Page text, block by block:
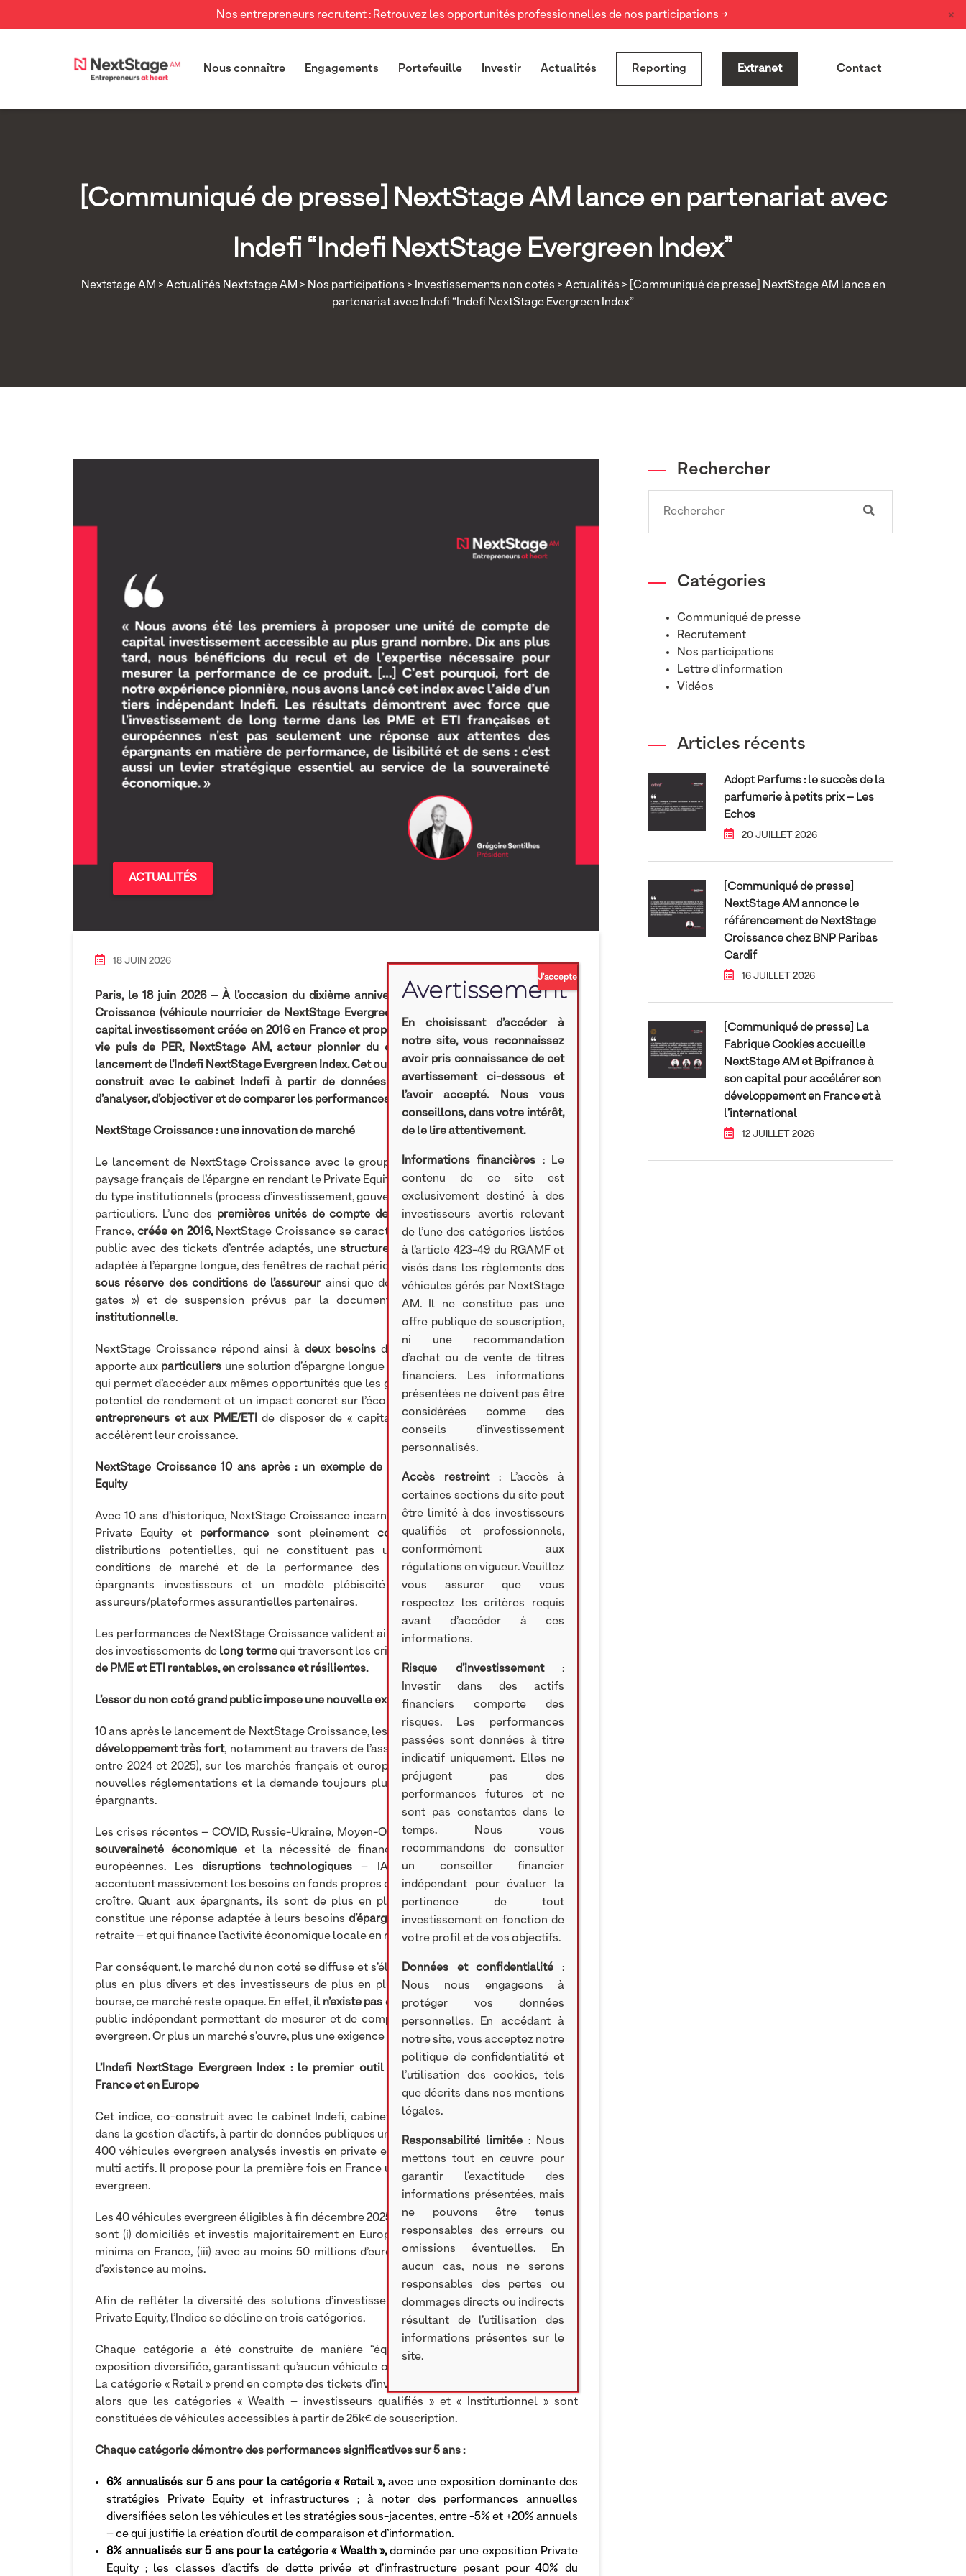
Nos entrepreneurs recrutent : Retrouvez les opportunités professionnelles de nos participations → ×
Nous connaître Engagements Portefeuille Investir Actualités Reporting Extranet Contact
[Communiqué de presse] NextStage AM lance en partenariat avec
Indefi “Indefi NextStage Evergreen Index”
Nextstage AM > Actualités Nextstage AM > Nos participations > Investissements non cotés > Actualités > [Communiqué de presse] NextStage AM lance en
partenariat avec Indefi “Indefi NextStage Evergreen Index”
ACTUALITÉS
18 JUIN 2026
Paris, le 18 juin 2026 – À l’occasion du dixième anniversaire de la création de NextStage
Croissance (véhicule nourricier de NextStage Evergreen), la première unité de compte de
capital investissement créée en 2016 en France et proposée dans les contrats d’assurance-
vie puis de PER, NextStage AM, acteur pionnier du capital-développement, annonce le
lancement de l’Indefi NextStage Evergreen Index. Cet outil constitue un référentiel inédit, co-
construit avec le cabinet Indefi à partir de données publiques uniquement, permettant
d’analyser, d’objectiver et de comparer les performances des véhicules evergreen.
NextStage Croissance : une innovation de marché
Le lancement de NextStage Croissance avec le groupe AXA marque une rupture dans le
paysage français de l’épargne en rendant le Private Equity de standard institutionnel (gestion
du type institutionnels (process d’investissement, gouvernance et reporting)) accessible aux
particuliers. L’une des premières unités de compte de capital investissement lancées
France, créée en 2016, NextStage Croissance se caractérise par son accessibilité au grand
public avec des tickets d’entrée adaptés, une structure evergreen(durée de vie de 99 ans)
adaptée à l’épargne longue, des fenêtres de rachat périodiques offrant uneliquidité partielle
sous réserve des conditions de l’assureur ainsi que des mécanismes de plafonnement («
gates ») et de suspension prévus par la documentation du véhicule et une
qualité
institutionnelle.
NextStage Croissance répond ainsi à deux besoins du marché français. D’une part, elle
apporte aux particuliers une solution d’épargne longue – en assurance-vie et dans le PER –
qui permet d’accéder aux mêmes opportunités que les grands fonds institutionnels, avec un
potentiel de rendement et un impact concret sur l’économie. D’autre part, elle permet aux
entrepreneurs et aux PME/ETIde disposer de « capitaux patients » qui les renforcent et
accélèrent leur croissance.
NextStage Croissance 10 ans après : un exemple de démocratisation réussie du Private
Equity
Avec 10 ans d’historique, NextStage Croissance incarne la preuve quedémocratisationdu
Private Equity et performance sont pleinement compatibles, avec des potentielles
distributions potentielles, qui ne constituent pas un engagement et dépendent des
conditions de marché et de la performance des investissements sous-jacents, aux
épargnants investisseurs et un modèle plébiscité par les distributeurs et les 10
assureurs/plateformes assurantielles partenaires.
Les performances de NextStage Croissance valident ainsi la stratégie et le modèle choisis :
des investissements de long termequi traversent les crises grâce à un
de PME et ETI rentables, en croissance et résilientes.
L’essor du non coté grand public impose une nouvelle exigence de transparence
10 ans après le lancement de NextStage Croissance, les véhicules evergreen connaissent un
développement très fort, notamment au travers de l’assurance vie (+25% de montants levés
entre 2024 et 2025), sur les marchés français et européens. Cet essor est soutenu par de
nouvelles réglementations et la demande toujours plus importante des entreprises et des
épargnants.
Les crises récentes – COVID, Russie-Ukraine, Moyen-Orient – ont démontré l’urgence de la
souveraineté économique et la nécessité de financer les PME et ETI françaises et
européennes. Lesdisruptions technologiques – IA, transition énergétique, santé –
accentuent massivement les besoins en fonds propres des entreprises pour innover, investir,
croître. Quant aux épargnants, ils sont de plus en plus attirés par le Private Equity qui
constitue une réponse adaptée à leurs besoins d’épargne longue– en complément de leur
retraite – et qui finance l’activité économique locale en rendant leur épargne utile.
Par conséquent, le marché du non coté se diffuse et s’élargit avec des produits distribués de
plus en plus divers et des investisseurs de plus en plus nombreux. Mais à l’inverse de la
bourse, ce marché reste opaque. En effet, il n’existe pas en France de standard, de référentiel
public indépendant permettant de mesurer et de comparer la performance des véhicules
evergreen. Or plus un marché s’ouvre, plus une exigence s’impose : celle de latransparence
L’Indefi NextStage Evergreen Index : le premier outil de transparence de l’Evergreen en
France et en Europe
Cet indice, co-construit avec le cabinet Indefi, cabinet de conseil indépendant spécialisé
dans la gestion d’actifs, à partir de données publiques uniquement, s’appuie sur un univers de
400 véhicules evergreen analysés investis en private equity, dette privée, infrastructure ou
multi actifs. Il propose pour la première fois en France une lecture structurée des véhicules
evergreen.
Les 40 véhicules evergreen éligibles à fin décembre 2025 répondent à quatre critères clés. Ils
sont (i) domiciliés et investis majoritairement en Europe (minimum 51 %), (ii) accessibles à
minima en France, (iii) avec au moins 50 millions d’euros d’actifs sous gestion (iv) et un an
d’existence au moins.
Afin de refléter la diversité des solutions d’investissement liées à la démocratisation du
Private Equity, l’Indice se décline en trois catégories.
Chaque catégorie a été construite de manière “équipondérée” afin de favoriser une
exposition diversifiée, garantissant qu’aucun véhicule ou secteur unique ne domine l’Indice.
La catégorie « Retail » prend en compte des tickets d’investissement compris entre 1 et 10k€
alors que les catégories « Wealth – investisseurs qualifiés » et « Institutionnel » sont
constituées de véhicules accessibles à partir de 25k€ de souscription.
Chaque catégorie démontre des performances significatives sur 5 ans :
6% annualisés sur 5 ans pour la catégorie « Retail »,avec une exposition dominante des
stratégies Private Equity et infrastructures ; à noter des performances annuelles
diversifiées selon les véhicules et les stratégies sous-jacentes, entre -5% et +20% annuels
– ce qui justifie la création d’outil de comparaison et d’information.
8% annualisés sur 5 ans pour la catégorie « Wealth »,dominée par une exposition Private
Equity ; les classes d’actifs de dette privée et d’infrastructure pesant pour 40% du
Rechercher
Catégories
Communiqué de presse
Recrutement
Nos participations
Lettre d'information
Vidéos
Articles récents
Adopt Parfums : le succès de la
parfumerie à petits prix – Les
Echos
20 JUILLET 2026
[Communiqué de presse]
NextStage AM annonce le
référencement de NextStage
Croissance chez BNP Paribas
Cardif
16 JUILLET 2026
[Communiqué de presse] La
Fabrique Cookies accueille
NextStage AM et Bpifrance à
son capital pour accélérer son
développement en France et à
l’international
12 JUILLET 2026
En choisissant d’accéder à
notre site, vous reconnaissez
avoir pris connaissance de cet
avertissement ci-dessous et
l’avoir accepté. Nous vous
conseillons, dans votre intérêt,
de le lire attentivement.
Informations financières : Le
contenu de ce site est
exclusivement destiné à des
investisseurs avertis relevant
de l’une des catégories listées
à l’article 423-49 du RGAMF et
visés dans les règlements des
véhicules gérés par NextStage
AM. Il ne constitue pas une
offre publique de souscription,
ni une recommandation
d’achat ou de vente de titres
financiers. Les informations
présentées ne doivent pas être
considérées comme des
conseils d’investissement
personnalisés.
Accès restreint: L’accès à
certaines sections du site peut
être limité à des investisseurs
qualifiés et professionnels,
conformément aux
régulations en vigueur. Veuillez
vous assurer que vous
respectez les critères requis
avant d’accéder à ces
informations.
Risque d’investissement:
Investir dans des actifs
financiers comporte des
risques. Les performances
passées sont données à titre
indicatif uniquement. Elles ne
préjugent pas des
performances futures et ne
sont pas constantes dans le
temps. Nous vous
recommandons de consulter
un conseiller financier
indépendant pour évaluer la
pertinence de tout
investissement en fonction de
votre profil et de vos objectifs.
Données et confidentialité :
Nous nous engageons à
protéger vos données
personnelles. En accédant à
notre site, vous acceptez notre
politique de confidentialité et
l’utilisation des cookies, tels
que décrits dans nos mentions
légales.
Responsabilité limitée: Nous
mettons tout en œuvre pour
garantir l’exactitude des
informations présentées, mais
ne pouvons être tenus
responsables des erreurs ou
omissions éventuelles. En
aucun cas, nous ne serons
responsables des pertes ou
dommages directs ou indirects
résultant de l’utilisation des
informations présentes sur le
site.